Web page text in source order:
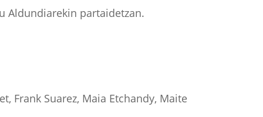
Aldundiarekin partaidetzan.
Frank Suarez, Maia Etchandy, Maite